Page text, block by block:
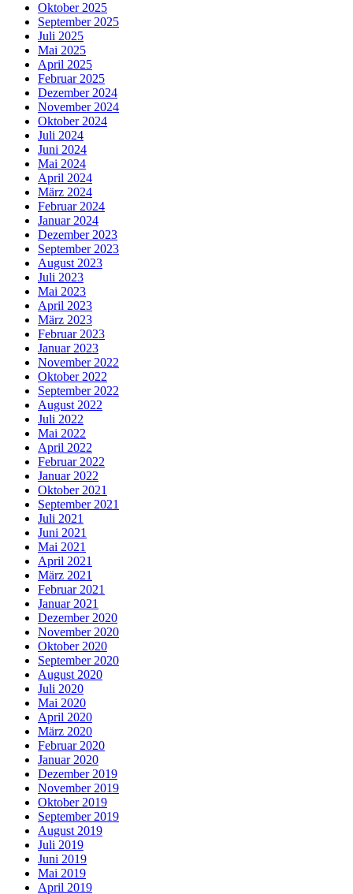
Oktober 2025
September 2025
Juli 2025
Mai 2025
April 2025
Februar 2025
Dezember 2024
November 2024
Oktober 2024
Juli 2024
Juni 2024
Mai 2024
April 2024
März 2024
Februar 2024
Januar 2024
Dezember 2023
September 2023
August 2023
Juli 2023
Mai 2023
April 2023
März 2023
Februar 2023
Januar 2023
November 2022
Oktober 2022
September 2022
August 2022
Juli 2022
Mai 2022
April 2022
Februar 2022
Januar 2022
Oktober 2021
September 2021
Juli 2021
Juni 2021
Mai 2021
April 2021
März 2021
Februar 2021
Januar 2021
Dezember 2020
November 2020
Oktober 2020
September 2020
August 2020
Juli 2020
Mai 2020
April 2020
März 2020
Februar 2020
Januar 2020
Dezember 2019
November 2019
Oktober 2019
September 2019
August 2019
Juli 2019
Juni 2019
Mai 2019
April 2019